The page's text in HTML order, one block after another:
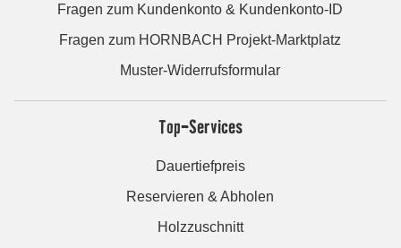
Fragen zum Kundenkonto & Kundenkonto-ID
Fragen zum HORNBACH Projekt-Marktplatz
Muster-Widerrufsformular
Top-Services
Dauertiefpreis
Reservieren & Abholen
Holzzuschnitt